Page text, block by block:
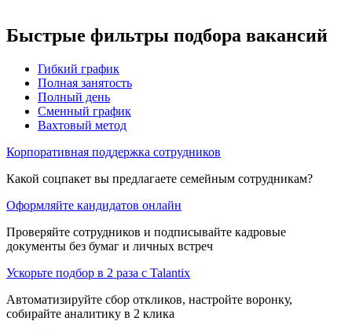
Быстрые фильтры подбора вакансий
Гибкий график
Полная занятость
Полный день
Сменный график
Вахтовый метод
Корпоративная поддержка сотрудников
Какой соцпакет вы предлагаете семейным сотрудникам?
Оформляйте кандидатов онлайн
Проверяйте сотрудников и подписывайте кадровые
документы без бумаг и личных встреч
Ускорьте подбор в 2 раза с Talantix
Автоматизируйте сбор откликов, настройте воронку,
собирайте аналитику в 2 клика